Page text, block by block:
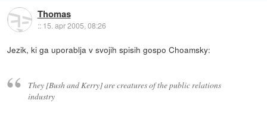
Thomas
:: 15. apr 2005, 08:26
Jezik, ki ga uporablja v svojih spisih gospo Choamsky:
They [Bush and Kerry] are creatures of the public relations
industry